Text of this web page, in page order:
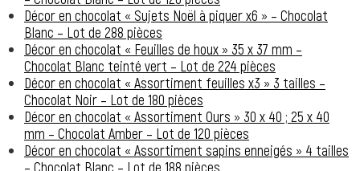
Décor en chocolat « Sujets Noël à piquer x6 » – Chocolat
Blanc – Lot de 288 pièces
Décor en chocolat « Feuilles de houx » 35 x 37 mm –
Chocolat Blanc teinté vert – Lot de 224 pièces
Décor en chocolat « Assortiment feuilles x3 » 3 tailles –
Chocolat Noir – Lot de 180 pièces
Décor en chocolat « Assortiment Ours » 30 x 40 ; 25 x 40
mm – Chocolat Amber – Lot de 120 pièces
Décor en chocolat « Assortiment sapins enneigés » 4 tailles
– Chocolat Blanc – Lot de 188 pièces